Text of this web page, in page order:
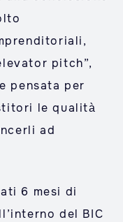
pitch”,
pensata per
le qualità
ad
6 mesi di
del BIC